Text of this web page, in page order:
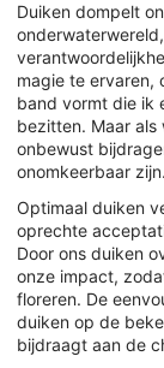
Duiken dompelt
magie te ervaren,
band vormt die ik
bezitten. Maar
onbewust
onomkeerbaar zijn.
Optimaal duiken
oprechte
Door ons duiken
onze impact,
floreren. De
duiken op de
bijdraagt aan de